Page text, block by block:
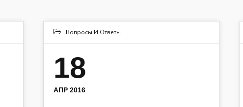
Вопросы И Ответы
18
АПР 2016